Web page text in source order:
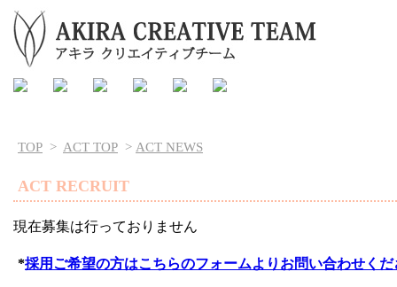
TOP > ACT TOP > ACT NEWS
ACT RECRUIT
現在募集は行っておりません
*採用ご希望の方はこちらのフォームよりお問い合わせくだ